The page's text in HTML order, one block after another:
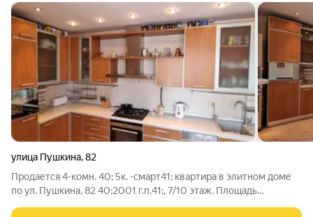
улица Пушкина,82
Продается 4-комн. 40; 5к. -смарт41; квартира в элитном доме
по ул. Пушкина, 82 40;2001 г.п.41;, 7/10 этаж. Площадь